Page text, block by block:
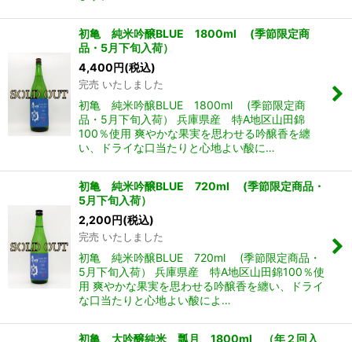
初亀 純米吟醸BLUE 1800ml (季節限定商
品・5月下旬入荷）
4,400円(税込)
完売 いたしました
初亀 純米吟醸BLUE 1800ml (季節限定商
品・5月下旬入荷） 兵庫県産 特A地区山田錦
100％使用 爽やかな果実を思わせる吟醸香を纏
い、ドライな口当たりと心地よい酸に…
初亀 純米吟醸BLUE 720ml (季節限定商品・
5月下旬入荷）
2,200円(税込)
完売 いたしました
初亀 純米吟醸BLUE 720ml (季節限定商品・
5月下旬入荷） 兵庫県産 特A地区山田錦100％使
用 爽やかな果実を思わせる吟醸香を纏い、ドライ
な口当たりと心地よい酸によ…
初亀 大吟醸純米 瓢月 1800ml （年２回入